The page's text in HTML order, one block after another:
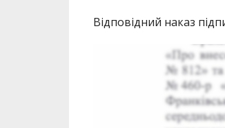
Відповідний наказ